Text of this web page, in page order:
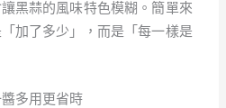
黑蒜的風味特色模糊。簡單來
加了多少」，而是「每一樣是
多用更省時